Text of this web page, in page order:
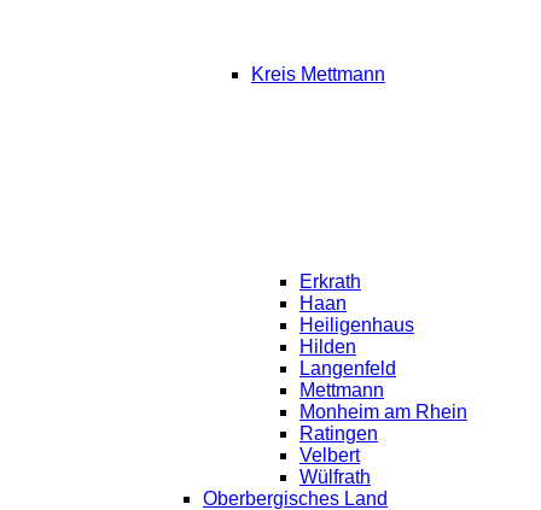
Kreis Mettmann
Erkrath
Haan
Heiligenhaus
Hilden
Langenfeld
Mettmann
Monheim am Rhein
Ratingen
Velbert
Wülfrath
Oberbergisches Land